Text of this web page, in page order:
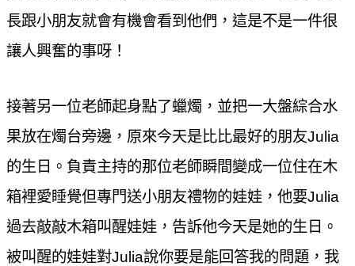
長跟小朋友就會有機會看到他們，這是不是一件很
讓人興奮的事呀！
接著另一位老師起身點了蠟燭，並把一大盤綜合水
果放在燭台旁邊，原來今天是比比最好的朋友Julia
的生日。負責主持的那位老師瞬間變成一位住在木
箱裡愛睡覺但專門送小朋友禮物的娃娃，他要Julia
過去敲敲木箱叫醒娃娃，告訴他今天是她的生日。
被叫醒的娃娃對Julia說你要是能回答我的問題，我